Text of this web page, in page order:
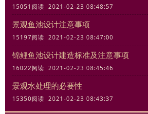
15051阅读 2021-02-23 08:48:57
景观鱼池设计注意事项
15197阅读 2021-02-23 08:47:00
锦鲤鱼池设计建造标准及注意事项
16022阅读 2021-02-23 08:45:46
景观水处理的必要性
15350阅读 2021-02-23 08:43:37